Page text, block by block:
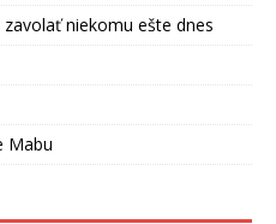
niekomu ešte dnes
Mabu